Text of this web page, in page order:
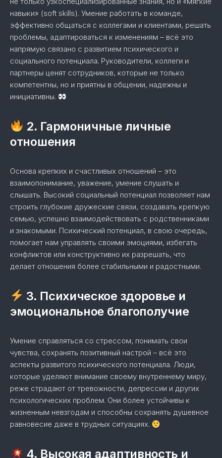
навыки» (soft skills). Умение работать в команде,
эффективно общаться с коллегами и клиентами, решать
проблемы, адаптироваться к изменениям – всё это
напрямую связано с развитием психического и
социального потенциала. Руководители, коллеги и
партнеры ценят сотрудников, которые не только
компетентны, но и приятны в общении, надежны и
инициативны.
2. Гармоничные личные
отношения
Основа крепких и счастливых отношений – это
взаимопонимание, уважение, умение слушать и
слышать. Высокий социальный потенциал позволяет нам
строить глубокие дружеские связи, создавать крепкую
семью, успешно взаимодействовать с родственниками
и знакомыми. Психический потенциал, в свою очередь,
помогает нам управлять своими эмоциями, избегать
конфликтов или конструктивно их разрешать, что
делает отношения более стабильными и радостными.
3. Психическое здоровье и
эмоциональное благополучие
Умение справляться со стрессом, понимать свои
чувства, сохранять позитивный настрой – всё это
аспекты развитого психического потенциала. Люди,
которые уделяют внимание своему внутреннему миру,
реже страдают от тревожности, депрессии и других
психологических проблем. Они более устойчивы к
жизненным невзгодам и способны сохранять душевное
равновесие даже в трудных ситуациях.
4. Высокая адаптивность и